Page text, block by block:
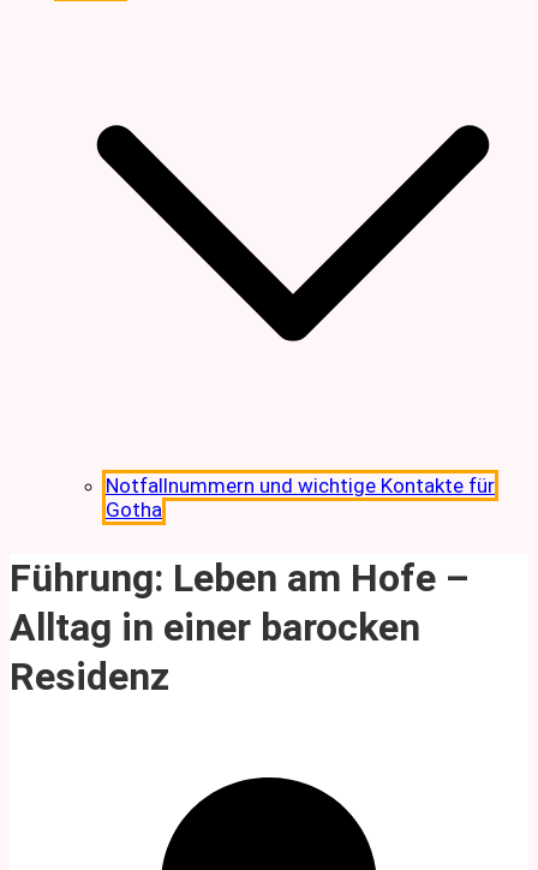
Notfallnummern und wichtige Kontakte für
Gotha
Führung: Leben am Hofe –
Alltag in einer barocken
Residenz